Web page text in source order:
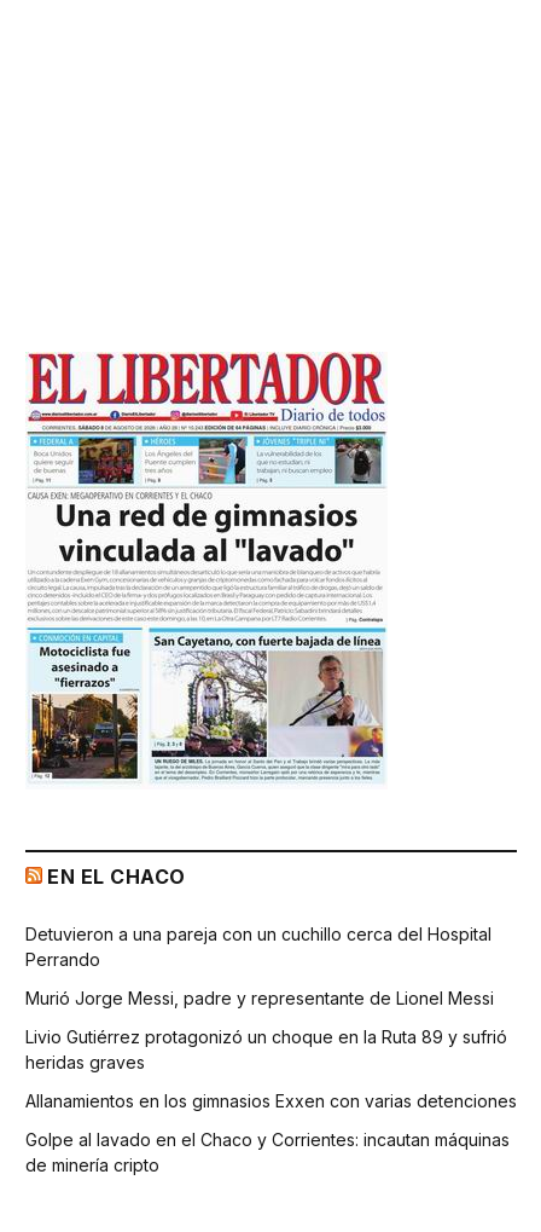
EN EL CHACO
Detuvieron a una pareja con un cuchillo cerca del Hospital
Perrando
Murió Jorge Messi, padre y representante de Lionel Messi
Livio Gutiérrez protagonizó un choque en la Ruta 89 y sufrió
heridas graves
Allanamientos en los gimnasios Exxen con varias detenciones
Golpe al lavado en el Chaco y Corrientes: incautan máquinas
de minería cripto